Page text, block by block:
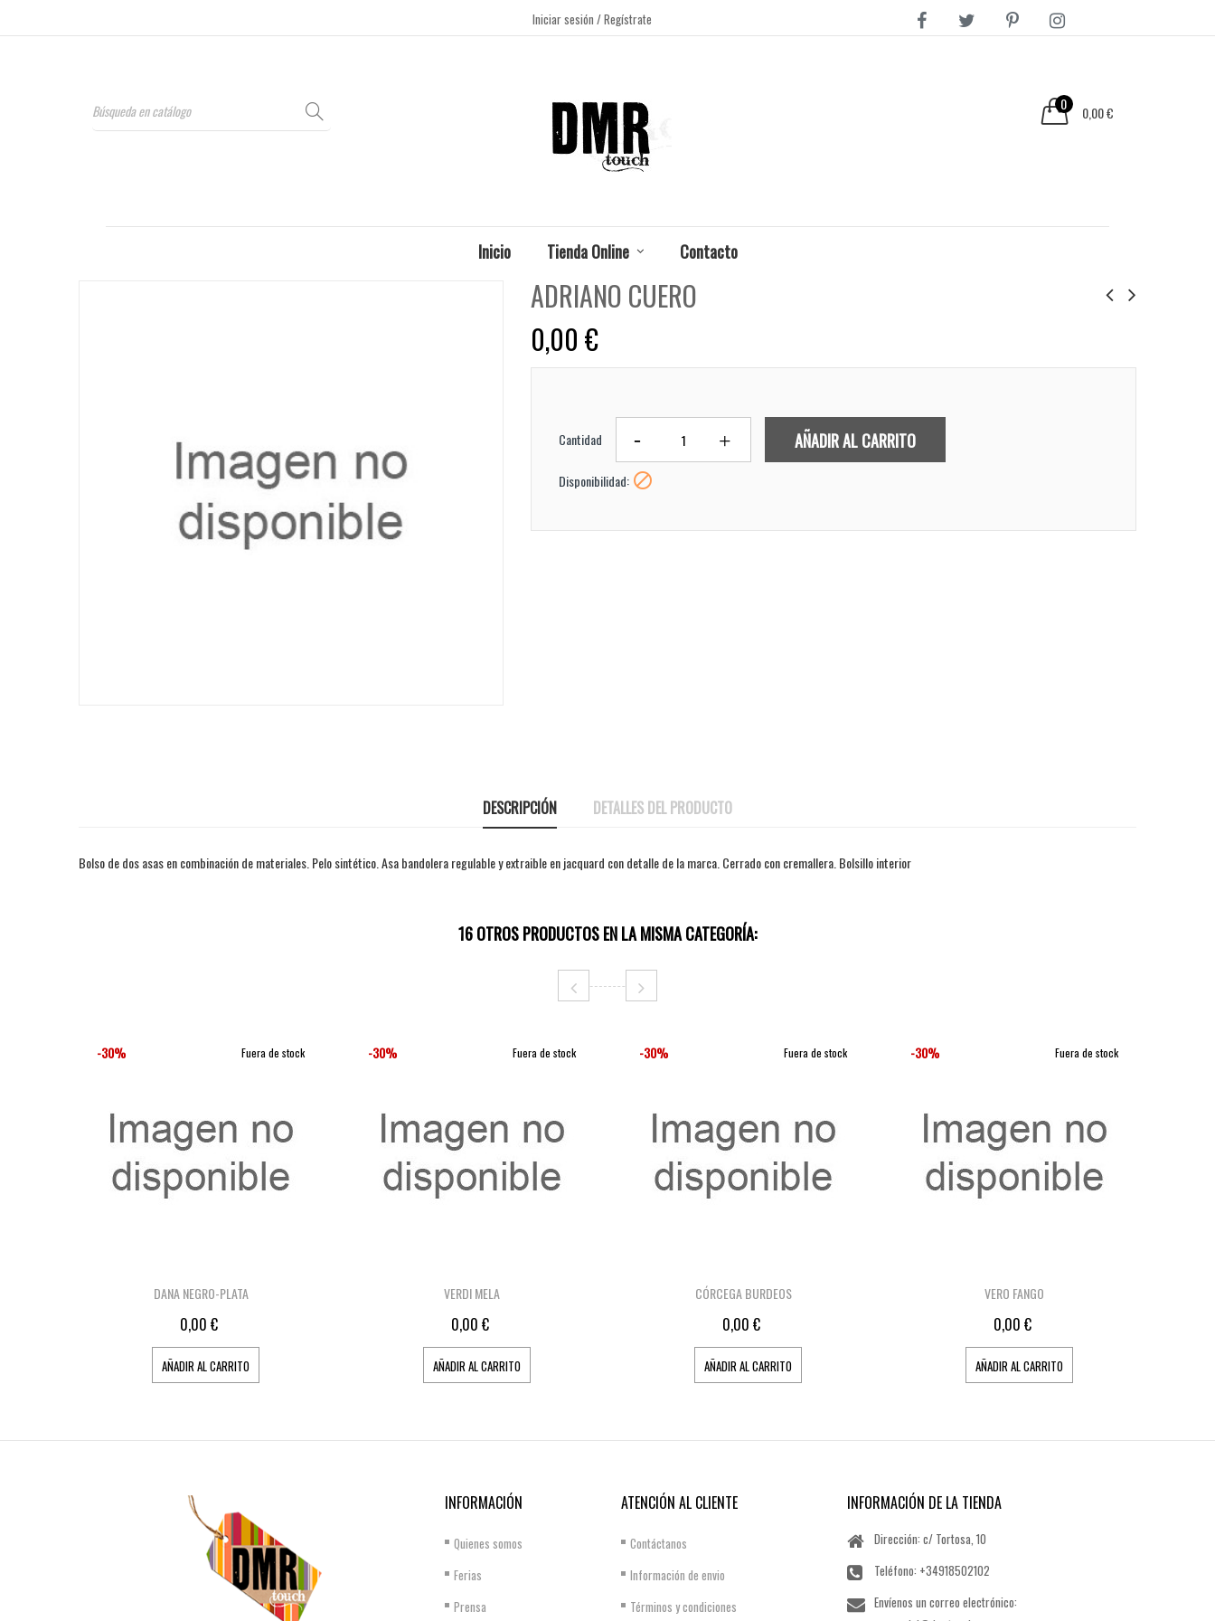
Iniciar sesión/ Regístrate
0 0,00 €
Inicio Tienda Online Contacto
ADRIANO CUERO
0,00 €
Cantidad AÑADIR AL CARRITO
Disponibilidad: 
DESCRIPCIÓN DETALLES DEL PRODUCTO
Bolso de dos asas en combinación de materiales. Pelo sintético. Asa bandolera regulable y extraible en jacquard con detalle de la marca. Cerrado con cremallera. Bolsillo interior
16 OTROS PRODUCTOS EN LA MISMA CATEGORÍA:
Fuera de stock
-30%
DANA NEGRO-PLATA
0,00 €
AÑADIR AL CARRITO
Fuera de stock
-30%
VERDI MELA
0,00 €
AÑADIR AL CARRITO
Fuera de stock
-30%
CÓRCEGA BURDEOS
0,00 €
AÑADIR AL CARRITO
Fuera de stock
-30%
VERO FANGO
0,00 €
AÑADIR AL CARRITO
INFORMACIÓN
Quienes somos
Ferias
Prensa
ATENCIÓN AL CLIENTE
Contáctanos
Información de envio
Términos y condiciones
INFORMACIÓN DE LA TIENDA
Dirección: c/ Tortosa, 10
Teléfono: +34918502102
Envíenos un correo electrónico: